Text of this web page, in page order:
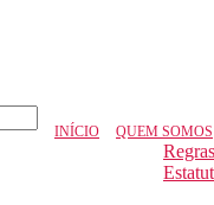
INÍCIO QUEM SOMOS